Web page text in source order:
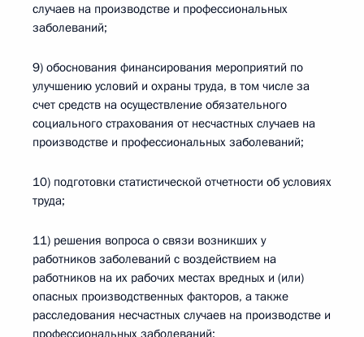
случаев на производстве и профессиональных
заболеваний;
9) обоснования финансирования мероприятий по
улучшению условий и охраны труда, в том числе за
счет средств на осуществление обязательного
социального страхования от несчастных случаев на
производстве и профессиональных заболеваний;
10) подготовки статистической отчетности об условиях
труда;
11) решения вопроса о связи возникших у
работников заболеваний с воздействием на
работников на их рабочих местах вредных и (или)
опасных производственных факторов, а также
расследования несчастных случаев на производстве и
профессиональных заболеваний;